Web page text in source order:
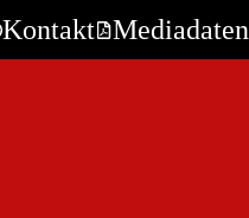
Kontakt Mediadaten